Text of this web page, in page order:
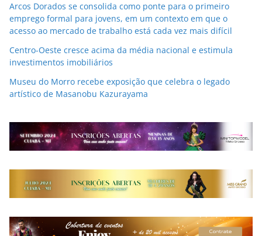
Arcos Dorados se consolida como ponte para o primeiro
emprego formal para jovens, em um contexto em que o
acesso ao mercado de trabalho está cada vez mais difícil
Centro-Oeste cresce acima da média nacional e estimula
investimentos imobiliários
Museu do Morro recebe exposição que celebra o legado
artístico de Masanobu Kazurayama